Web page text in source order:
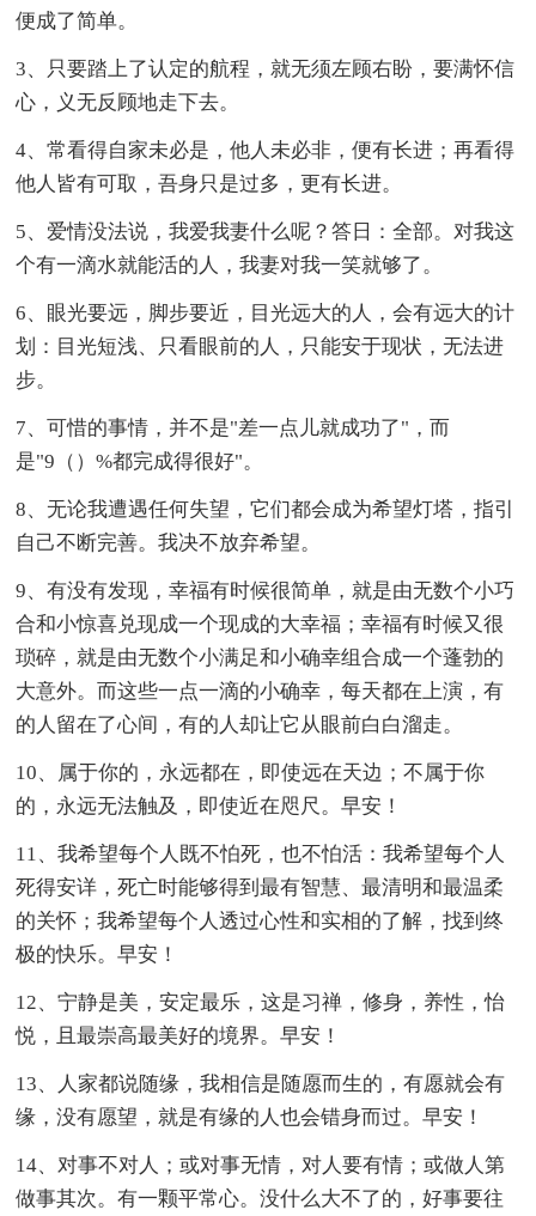
便成了简单。
3、只要踏上了认定的航程，就无须左顾右盼，要满怀信
心，义无反顾地走下去。
4、常看得自家未必是，他人未必非，便有长进；再看得
他人皆有可取，吾身只是过多，更有长进。
5、爱情没法说，我爱我妻什么呢？答日：全部。对我这
个有一滴水就能活的人，我妻对我一笑就够了。
6、眼光要远，脚步要近，目光远大的人，会有远大的计
划：目光短浅、只看眼前的人，只能安于现状，无法进
步。
7、可惜的事情，并不是"差一点儿就成功了"，而
是"9（）%都完成得很好"。
8、无论我遭遇任何失望，它们都会成为希望灯塔，指引
自己不断完善。我决不放弃希望。
9、有没有发现，幸福有时候很简单，就是由无数个小巧
合和小惊喜兑现成一个现成的大幸福；幸福有时候又很
琐碎，就是由无数个小满足和小确幸组合成一个蓬勃的
大意外。而这些一点一滴的小确幸，每天都在上演，有
的人留在了心间，有的人却让它从眼前白白溜走。
10、属于你的，永远都在，即使远在天边；不属于你
的，永远无法触及，即使近在咫尺。早安！
11、我希望每个人既不怕死，也不怕活：我希望每个人
死得安详，死亡时能够得到最有智慧、最清明和最温柔
的关怀；我希望每个人透过心性和实相的了解，找到终
极的快乐。早安！
12、宁静是美，安定最乐，这是习禅，修身，养性，怡
悦，且最崇高最美好的境界。早安！
13、人家都说随缘，我相信是随愿而生的，有愿就会有
缘，没有愿望，就是有缘的人也会错身而过。早安！
14、对事不对人；或对事无情，对人要有情；或做人第
做事其次。有一颗平常心。没什么大不了的，好事要往